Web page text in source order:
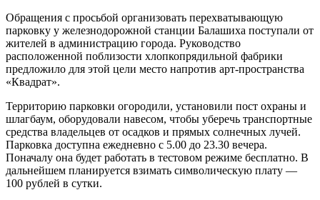
Обращения с просьбой организовать перехватывающую
парковку у железнодорожной станции Балашиха поступали от
жителей в администрацию города. Руководство
расположенной поблизости хлопкопрядильной фабрики
предложило для этой цели место напротив арт-пространства
«Квадрат».
Территорию парковки огородили, установили пост охраны и
шлагбаум, оборудовали навесом, чтобы уберечь транспортные
средства владельцев от осадков и прямых солнечных лучей.
Парковка доступна ежедневно с 5.00 до 23.30 вечера.
Поначалу она будет работать в тестовом режиме бесплатно. В
дальнейшем планируется взимать символическую плату —
100 рублей в сутки.